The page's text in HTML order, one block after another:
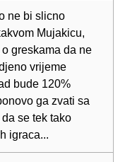
ne bi slicno
Mujakicu,
greskama da ne
vrijeme
bude 120%
ga zvati sa
se tek tako
igraca...